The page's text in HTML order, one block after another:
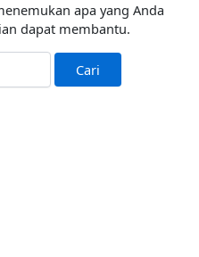
apa yang Anda
dapat membantu.